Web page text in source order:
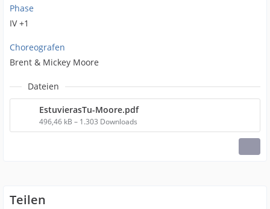
Phase
IV +1
Choreografen
Brent & Mickey Moore
Dateien
EstuvierasTu-Moore.pdf
496,46 kB – 1.303 Downloads
Teilen